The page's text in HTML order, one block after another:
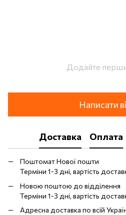
Додайте
Написати
Доставка Оплата
Поштомат Нової пошти
Терміни 1-3 дні, вартість
Новою поштою до відділення
Терміни 1-3 дні, вартість
Адресна доставка по всій